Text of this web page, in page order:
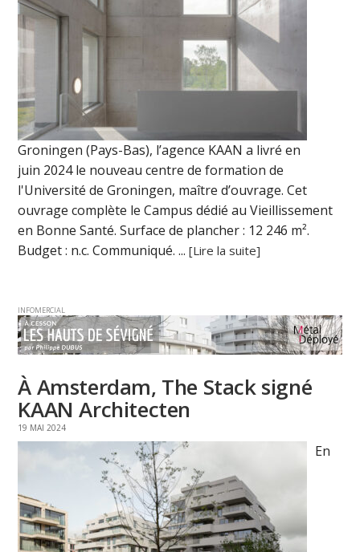
Groningen (Pays-Bas), l’agence KAAN a livré en
juin 2024 le nouveau centre de formation de
l'Université de Groningen, maître d’ouvrage. Cet
ouvrage complète le Campus dédié au Vieillissement
en Bonne Santé. Surface de plancher : 12 246 m².
Budget : n.c. Communiqué. ...[Lire la suite]
INFOMERCIAL
À Amsterdam, The Stack signé
KAAN Architecten
19 MAI 2024
En